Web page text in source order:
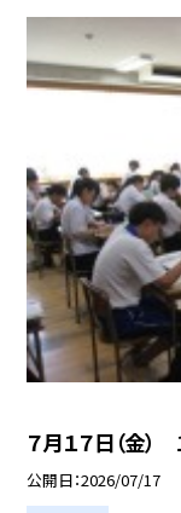
７月１７日（金
公開日 2026/07/17